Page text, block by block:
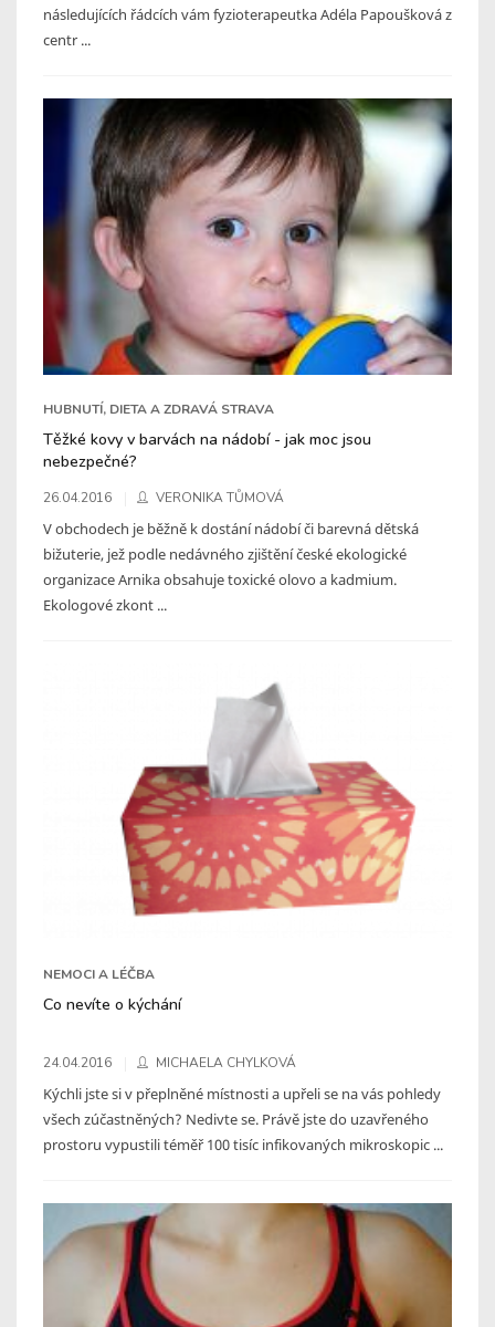
následujících řádcích vám fyzioterapeutka Adéla Papoušková z
centr ...
HUBNUTÍ, DIETA A ZDRAVÁ STRAVA
Těžké kovy v barvách na nádobí - jak moc jsou
nebezpečné?
26.04.2016 VERONIKA TŮMOVÁ
V obchodech je běžně k dostání nádobí či barevná dětská
bižuterie, jež podle nedávného zjištění české ekologické
organizace Arnika obsahuje toxické olovo a kadmium.
Ekologové zkont ...
NEMOCI A LÉČBA
Co nevíte o kýchání
24.04.2016 MICHAELA CHYLKOVÁ
Kýchli jste si v přeplněné místnosti a upřeli se na vás pohledy
všech zúčastněných? Nedivte se. Právě jste do uzavřeného
prostoru vypustili téměř 100 tisíc infikovaných mikroskopic ...